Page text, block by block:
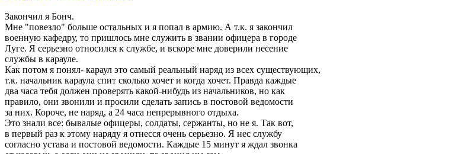
Закончил я Бонч.
Мне "повезло" больше остальных и я попал в армию. А т.к. я закончил
военную кафедру, то пришлось мне служить в звании офицера в городе
Луге. Я серьезно относился к службе, и вскоре мне доверили несение
службы в карауле.
Как потом я понял- караул это самый реальный наряд из всех существующих,
т.к. начальник караула спит сколько хочет и когда хочет. Правда каждые
два часа тебя должен проверять какой-нибудь из начальников, но как
правило, они звонили и просили сделать запись в постовой ведомости
за них. Короче, не наряд, а 24 часа непрерывного отдыха.
Это знали все: бывалые офицеры, солдаты, сержанты, но не я. Так вот,
в первый раз к этому наряду я отнесся очень серьезно. Я нес службу
согласно устава и постовой ведомости. Каждые 15 минут я ждал звонка